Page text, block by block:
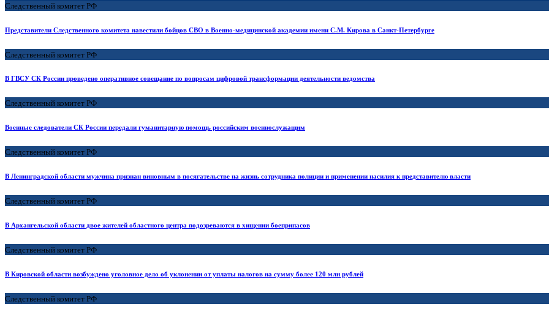
Следственный комитет РФ
Представители Следственного комитета навестили бойцов СВО в Военно-медицинской академии имени С.М. Кирова в Санкт-Петербурге
Следственный комитет РФ
В ГВСУ СК России проведено оперативное совещание по вопросам цифровой трансформации деятельности ведомства
Следственный комитет РФ
Военные следователи СК России передали гуманитарную помощь российским военнослужащим
Следственный комитет РФ
В Ленинградской области мужчина признан виновным в посягательстве на жизнь сотрудника полиции и применении насилия к представителю власти
Следственный комитет РФ
В Архангельской области двое жителей областного центра подозреваются в хищении боеприпасов
Следственный комитет РФ
В Кировской области возбуждено уголовное дело об уклонении от уплаты налогов на сумму более 120 млн рублей
Следственный комитет РФ